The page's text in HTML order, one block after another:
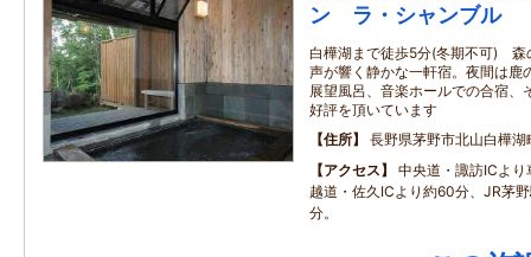
ン ラ・シャンブル
白樺湖まで徒歩5分(冬期不可) 森
声が響く静かな一軒宿。夜間は鹿
展望風呂、音楽ホールでの合宿、
好評を頂いています
住所
長野県茅野市北山白樺湖
アクセス
中央道・諏訪ICよ
越道・佐久ICより約60分、JR茅
分。